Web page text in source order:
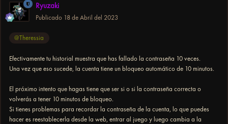
Ryuzaki
Publicado 18 de Abril del 2023
@Theressia
Efectivamente tu historial muestra que has fallado la contraseña 10 veces.
Una vez que eso sucede, la cuenta tiene un bloqueo automático de 10 minutos.
El próximo intento que hagas tiene que ser si o si la contraseña correcta o
volverás a tener 10 minutos de bloqueo.
Si tienes problemas para recordar la contraseña de la cuenta, lo que puedes
hacer es reestablecerla desde la web, entrar al juego y luego cambia a la